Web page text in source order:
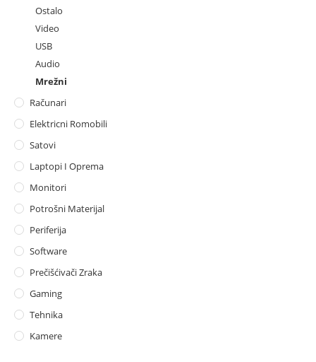
Ostalo
Video
USB
Audio
Mrežni
Računari
Elektricni Romobili
Satovi
Laptopi I Oprema
Monitori
Potrošni Materijal
Periferija
Software
Prečišćivači Zraka
Gaming
Tehnika
Kamere